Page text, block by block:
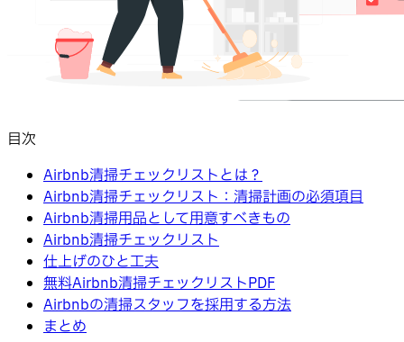
目次
Airbnb清掃チェックリストとは？
Airbnb清掃チェックリスト：清掃計画の必須項目
Airbnb清掃用品として用意すべきもの
Airbnb清掃チェックリスト
仕上げのひと工夫
無料Airbnb清掃チェックリストPDF
Airbnbの清掃スタッフを採用する方法
まとめ